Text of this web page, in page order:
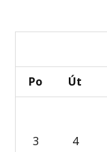
Po Út
3
4